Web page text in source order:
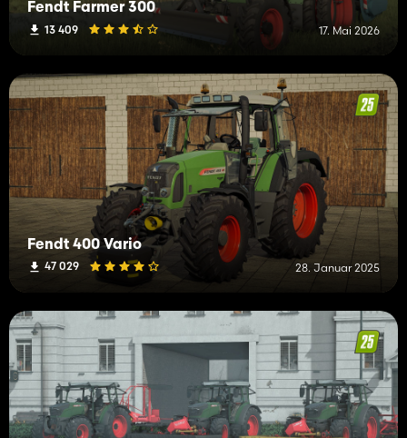
Fendt Farmer 300
13 409 17. Mai 2026
Fendt 400 Vario
47 029 28. Januar 2025